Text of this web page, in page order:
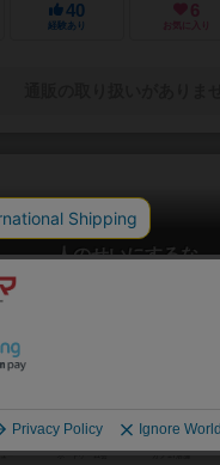
40
経験あり
6
お気に入り
人のせいにするな